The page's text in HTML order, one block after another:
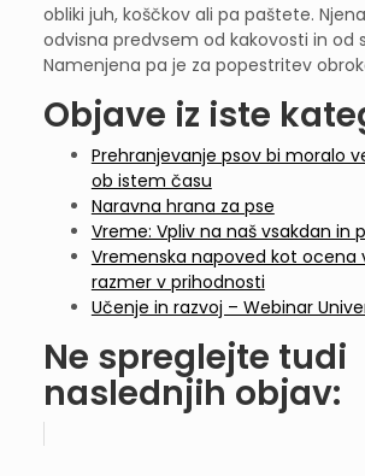
obliki juh, koščkov ali pa paštete.
odvisna predvsem od kakovosti in od
Namenjena pa je za popestritev
Objave iz iste
Prehranjevanje psov bi moralo
ob istem času
Naravna hrana za pse
Vreme: Vpliv na naš vsakdan in
Vremenska napoved kot ocena
razmer v prihodnosti
Učenje in razvoj – Webinar
Ne spreglejte tudi
naslednjih objav: